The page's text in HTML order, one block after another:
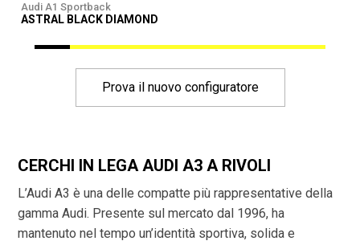
Audi A1 Sportback
ASTRAL BLACK DIAMOND
Prova il nuovo configuratore
CERCHI IN LEGA AUDI A3 A RIVOLI
L’Audi A3 è una delle compatte più rappresentative della
gamma Audi. Presente sul mercato dal 1996, ha
mantenuto nel tempo un’identità sportiva, solida e